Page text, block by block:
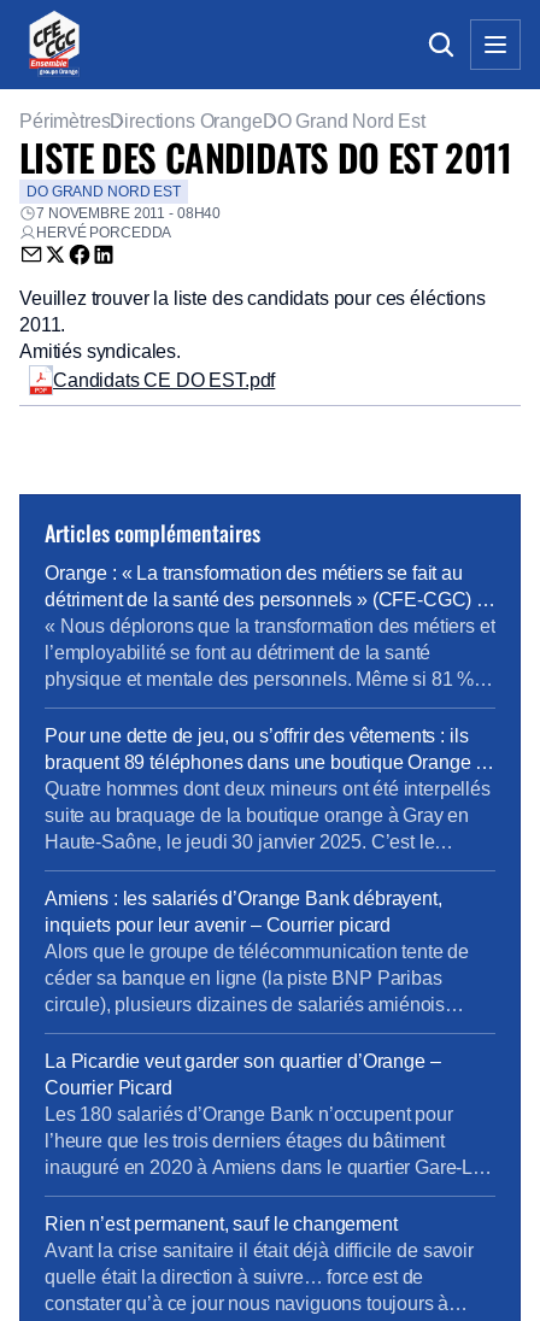
PérimètresDirections Orange DO Grand Nord Est
LISTE DES CANDIDATS DO EST 2011
DO GRAND NORD EST
7 NOVEMBRE 2011 - 08H40
HERVÉ PORCEDDA
Envoyer par email (nouvelle fenêtre)
Partager sur Twitter (nouvelle fenêtre)
Partager sur Facebook (nouvelle fenêtre)
Partager sur LinkedIn (nouvelle fenêtre)
Veuillez trouver la liste des candidats pour ces éléctions
2011.
Amitiés syndicales.
Candidats CE DO EST.pdf
Articles complémentaires
Orange : « La transformation des métiers se fait au
détriment de la santé des personnels » (CFE-CGC) –
News tank RH Management
« Nous déplorons que la transformation des métiers et
l’employabilité se font au détriment de la santé
physique et mentale des personnels. Même si 81 %
des formations portent sur les compétences métier,
force est de constater que notre bassin d’emploi est
“pauvre” en opportunités d’évolution vers les métiers
de l’IA, de la data, du cloud et […]
Pour une dette de jeu, ou s’offrir des vêtements : ils
braquent 89 téléphones dans une boutique Orange –
France 3 région
Quatre hommes dont deux mineurs ont été interpellés
suite au braquage de la boutique orange à Gray en
Haute-Saône, le jeudi 30 janvier 2025. C’est le
second braquage subi par ce magasin. Deux des
malfrats viennent d’être condamnés. Des hommes
cagoulés. La scène dure quelques minutes à peine.
Jeudi 30 janvier vers 10h, quatre individus […]
Amiens : les salariés d’Orange Bank débrayent,
inquiets pour leur avenir – Courrier picard
Alors que le groupe de télécommunication tente de
céder sa banque en ligne (la piste BNP Paribas
circule), plusieurs dizaines de salariés amiénois
d’Orange Bank ont cessé le travail, mardi 27 juin
2023, en fin de matinée. […]Mardi 27 juin, plusieurs
dizaines de salariés, inquiets du devenir de
l’entreprise et du manque d’informations concernant
leur […]
La Picardie veut garder son quartier d’Orange –
Courrier Picard
Les 180 salariés d’Orange Bank n’occupent pour
l’heure que les trois derniers étages du bâtiment
inauguré en 2020 à Amiens dans le quartier Gare-La-
Vallée. Sébastien Crozier, président national du
syndicat CFE-CGC d’Orange, était ce jeudi de
passage à Amiens pour rencontrer les salariés et
évoquer quelques dossiers locaux. Alors que les
services et les effectifs […]
Rien n’est permanent, sauf le changement
Avant la crise sanitaire il était déjà difficile de savoir
quelle était la direction à suivre… force est de
constater qu’à ce jour nous naviguons toujours à